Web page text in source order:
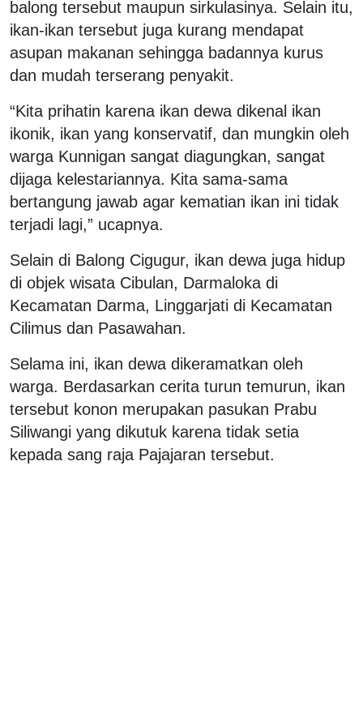
balong tersebut maupun sirkulasinya. Selain itu,
ikan-ikan tersebut juga kurang mendapat
asupan makanan sehingga badannya kurus
dan mudah terserang penyakit.
“Kita prihatin karena ikan dewa dikenal ikan
ikonik, ikan yang konservatif, dan mungkin oleh
warga Kunnigan sangat diagungkan, sangat
dijaga kelestariannya. Kita sama-sama
bertangung jawab agar kematian ikan ini tidak
terjadi lagi,” ucapnya.
Selain di Balong Cigugur, ikan dewa juga hidup
di objek wisata Cibulan, Darmaloka di
Kecamatan Darma, Linggarjati di Kecamatan
Cilimus dan Pasawahan.
Selama ini, ikan dewa dikeramatkan oleh
warga. Berdasarkan cerita turun temurun, ikan
tersebut konon merupakan pasukan Prabu
Siliwangi yang dikutuk karena tidak setia
kepada sang raja Pajajaran tersebut.